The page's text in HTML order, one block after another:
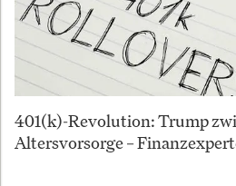
401(k)-Revolution: Trump
Altersvorsorge –